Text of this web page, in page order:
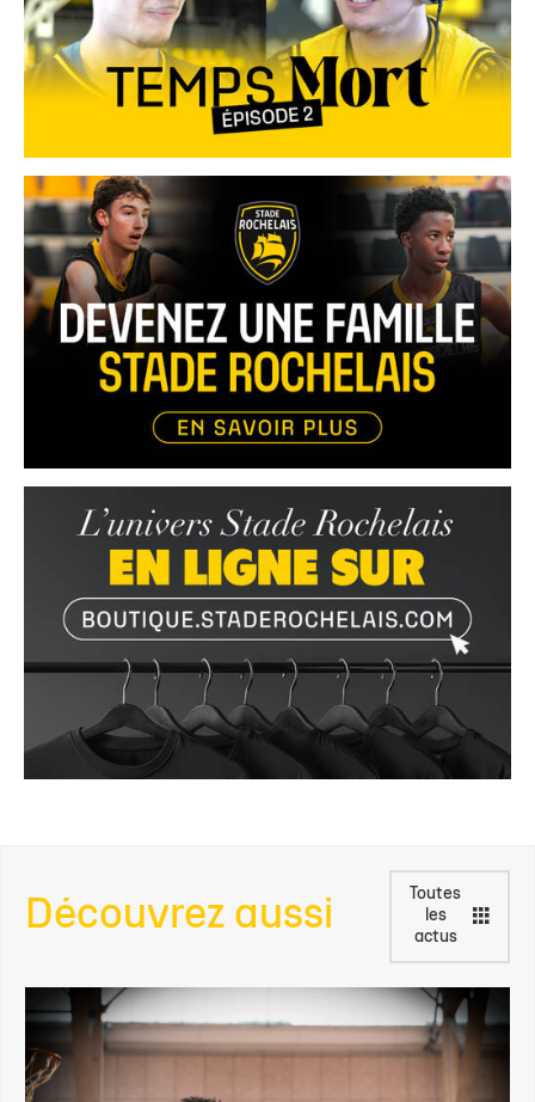
Découvrez aussi
Toutes
les
actus